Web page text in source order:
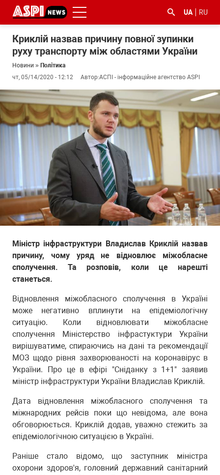
UA RU
Криклій назвав причину повної зупинки
руху транспорту між областями України
Новини » Політика
чт, 05/14/2020 - 12:12
Автор:АСПІ - інформаційне агентство ASPI
Міністр інфраструктури Владислав Криклій назвав
причину, чому уряд не відновлює міжобласне
сполучення. Та розповів, коли це нарешті
станеться.
Відновлення міжобласного сполучення в Україні
може негативно вплинути на епідеміологічну
ситуацію. Коли відновлювати міжобласне
сполучення Міністерство інфрастуктури України
вирішуватиме, спираючись на дані та рекомендації
МОЗ щодо рівня захворюваності на коронавірус в
України. Про це в ефірі "Сніданку з 1+1" заявив
міністр інфраструктури України Владислав Криклій.
Дата відновлення міжобласного сполучення та
міжнародних рейсів поки що невідома, але вона
обговорюється. Криклій додав, уважно стежить за
епідеміологічною ситуацією в Україні.
Раніше стало відомо, що заступник міністра
охорони здоров'я, головний державний санітарний
#ООС
#боротьба
з
корупцією
#ДФС #Київ #коронавірус